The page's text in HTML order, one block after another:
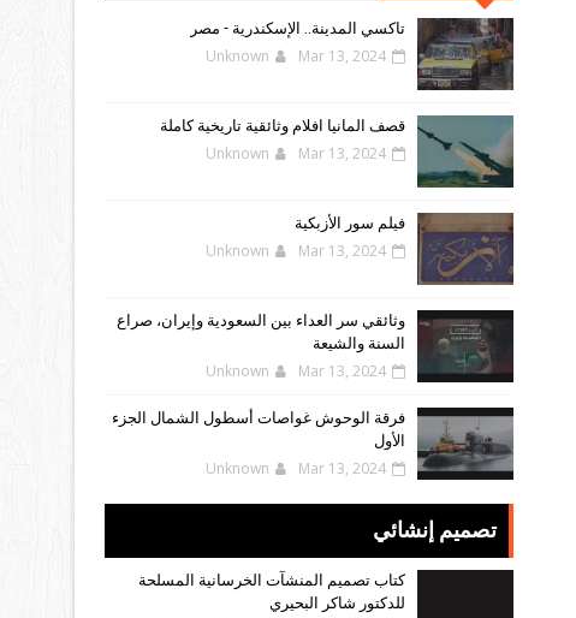
المشاركات تاكسي المدينة.. الإسكندرية - مصر
Unknown Mar 13, 2024
قصف المانيا افلام وثائقية تاريخية كاملة
Unknown Mar 13, 2024
فيلم سور الأزبكية
Unknown Mar 13, 2024
وثائقي سر العداء بين السعودية وإيران، صراع
السنة والشيعة
Unknown Mar 13, 2024
فرقة الوحوش غواصات أسطول الشمال الجزء
الأول
Unknown Mar 13, 2024
تصميم إنشائي
كتاب تصميم المنشآت الخرسانية المسلحة
للدكتور شاكر البحيري